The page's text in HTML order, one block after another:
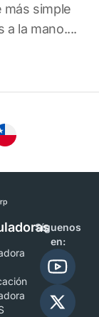
más simple
a la mano....
Síguenos
en: